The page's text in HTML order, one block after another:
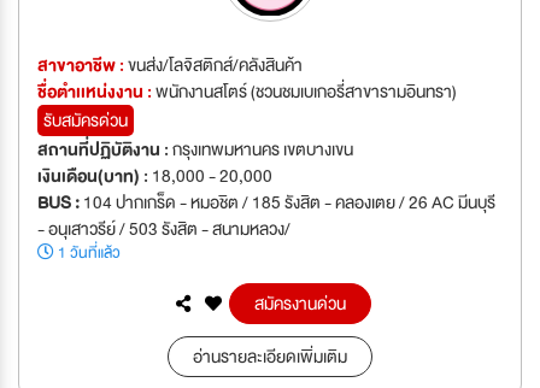
สาขาอาชีพ :ขนส่ง/โลจิสติกส์/คลังสินค้า
ชื่อตำเเหน่งงาน :พนักงานสโตร์ (ชวนชมเบเกอรี่สาขารามอินทรา)
รับสมัครด่วน
สถานที่ปฏิบัติงาน :กรุงเทพมหานคร เขตบางเขน
เงินเดือน(บาท) : 18,000 - 20,000
BUS :104 ปากเกร็ด - หมอชิต / 185 รังสิต - คลองเตย / 26 AC มีนบุรี
- อนุเสาวรีย์ / 503 รังสิต - สนามหลวง/
1 วันที่แล้ว
สมัครงานด่วน
อ่านรายละเอียดเพิ่มเติม